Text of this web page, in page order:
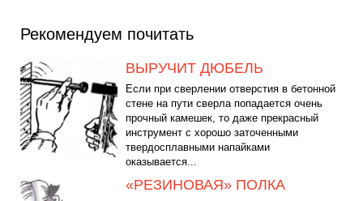
Рекомендуем почитать
ВЫРУЧИТ ДЮБЕЛЬ
Если при сверлении отверстия в бетонной
стене на пути сверла попадается очень
прочный камешек, то даже прекрасный
инструмент с хорошо заточенными
твердосплавными напайками
оказывается...
«РЕЗИНОВАЯ» ПОЛКА